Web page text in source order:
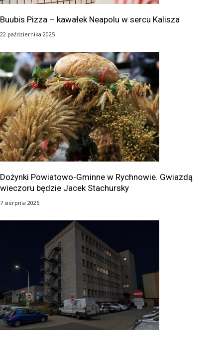
Buubis Pizza – kawałek Neapolu w sercu Kalisza
22 października 2025
Dożynki Powiatowo-Gminne w Rychnowie. Gwiazdą
wieczoru będzie Jacek Stachursky
7 sierpnia 2026